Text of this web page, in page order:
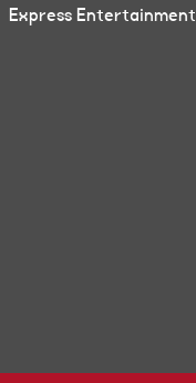
Express Entertainment